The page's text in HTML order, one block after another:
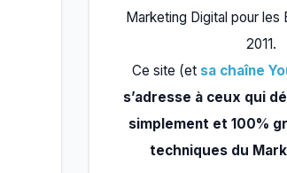
Marketing Digital pour les
2011.
Ce site (et sa chaîne
s’adresse à ceux qui
simplement et 100%
techniques du